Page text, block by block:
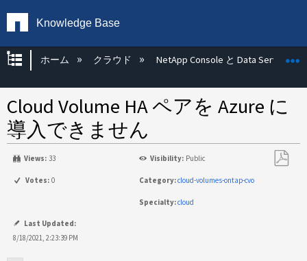
Knowledge Base
グローバル階層を展開/折りたたむ
ホーム クラウド NetApp Console と Data Services
Cloud Volume HA ペアを Azure に
導入できません
Views: 33 Visibility: Public
Votes: 0 Category:cloud-volumes-ontap-cvo
Specialty:cloud
Last Updated:
8/18/2021, 2:23:39 PM